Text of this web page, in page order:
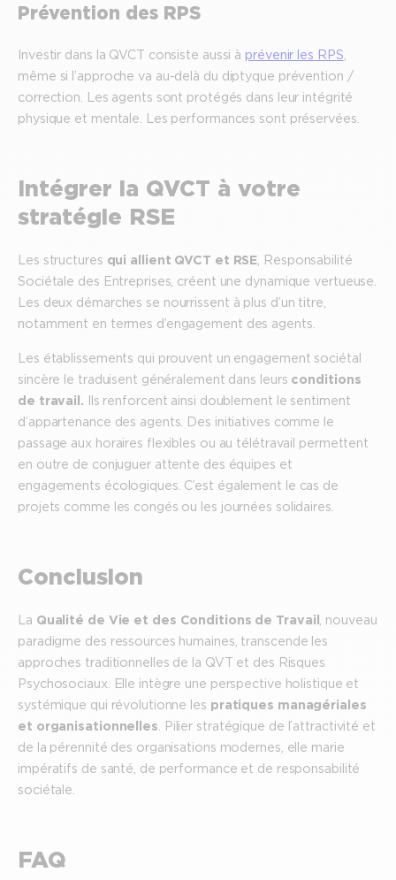
Prévention des RPS
Investir dans la QVCT consiste aussi à prévenir les RPS
même si l’approche va au-delà du diptyque prévention /
correction. Les agents sont protégés dans leur intégrité
physique et mentale. Les performances sont préservées.
Intégrer la QVCT à votre
stratégie RSE
Les structures qui allient QVCT et RSE , Responsabilité
Sociétale des Entreprises, créent une dynamique vertueuse.
Les deux démarches se nourrissent à plus d’un titre,
notamment en termes d’engagement des agents.
Les établissements qui prouvent un engagement sociétal
sincère le traduisent généralement dans leurs conditions
de travail. Ils renforcent ainsi doublement le sentiment
d’appartenance des agents. Des initiatives comme le
passage aux horaires flexibles ou au télétravail permettent
en outre de conjuguer attente des équipes et
engagements écologiques. C’est également le cas de
projets comme les congés ou les journées solidaires.
Conclusion
La Qualité de Vie et des Conditions de Travail , nouveau
paradigme des ressources humaines, transcende les
approches traditionnelles de la QVT et des Risques
Psychosociaux. Elle intègre une perspective holistique et
systémique qui révolutionne les pratiques managériales
et organisationnelles . Pilier stratégique de l’attractivité et
de la pérennité des organisations modernes, elle marie
impératifs de santé, de performance et de responsabilité
sociétale.
FAQ